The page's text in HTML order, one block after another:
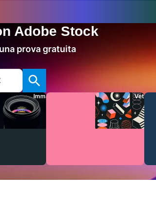
Adobe Stock
prova gratuita
Immagini Vettori